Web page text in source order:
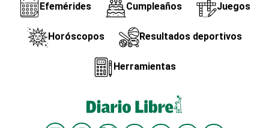
Efemérides Cumpleaños Juegos
Horóscopos Resultados deportivos
Herramientas